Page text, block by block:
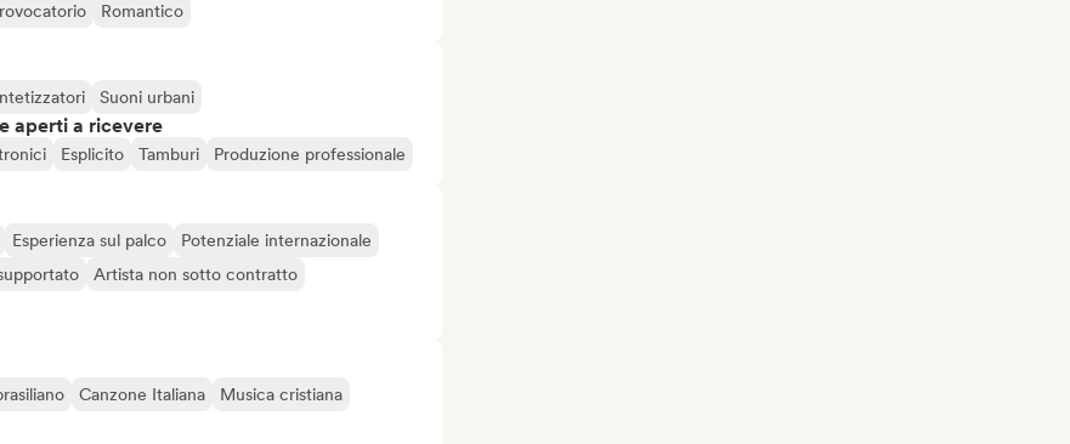
Romantico
Suoni urbani
aperti a ricevere
Esplicito Tamburi Produzione professionale
Esperienza sul palco
Potenziale internazionale
Artista non sotto contratto
Canzone Italiana
Musica cristiana